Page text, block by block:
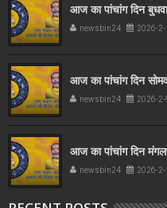
आज का पांचांग दिन
newsbin24 2026-2-
आज का पांचांग दिन
newsbin24 2026-2-
आज का पांचांग दिन
newsbin24 2026-2-